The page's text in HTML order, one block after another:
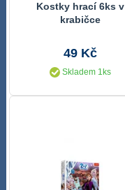
Kostky hrací 6ks v
krabičce
49 Kč
Skladem 1ks